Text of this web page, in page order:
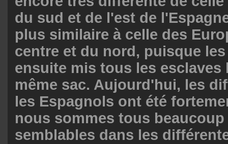
du sud et de l'est de
plus similaire à celle des
centre et du nord, puisque
ensuite mis tous les esclaves
même sac. Aujourd'hui, les
les Espagnols ont été
nous sommes tous
semblables dans les